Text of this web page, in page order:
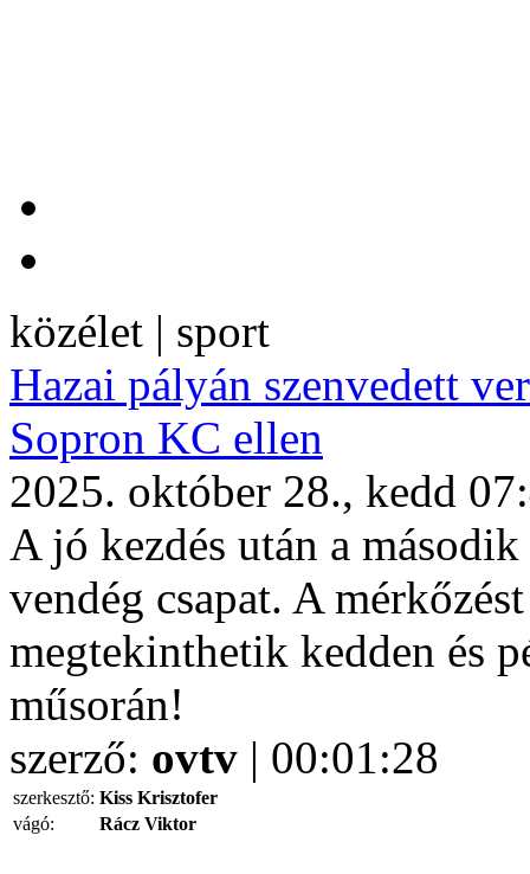
közélet | sport
Hazai pályán szenvedett
Sopron KC ellen
2025. október 28., kedd
A jó kezdés után a
vendég csapat. A
megtekinthetik kedden és
műsorán!
szerző: ovtv | 00:01:28
szerkesztő: Kiss Krisztofer
vágó:
Rácz Viktor